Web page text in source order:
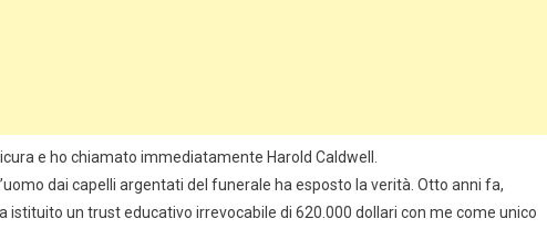
e ho chiamato immediatamente Harold Caldwell.
dai capelli argentati del funerale ha esposto la verità. Otto anni fa,
istituito un trust educativo irrevocabile di 620.000 dollari con me come unico